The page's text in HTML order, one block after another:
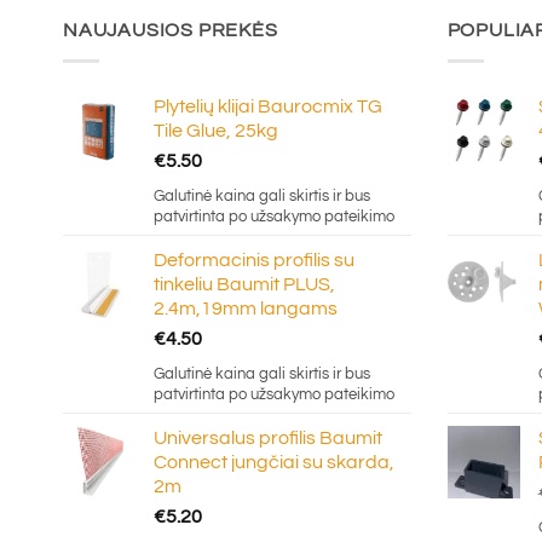
NAUJAUSIOS PREKĖS
Plytelių klijai Baurocmix TG
Tile Glue, 25kg
€5.50
Galutinė kaina gali skirtis ir bus
patvirtinta po užsakymo pateikimo
Deformacinis profilis su
tinkeliu Baumit PLUS,
2.4m,19mm langams
€4.50
Galutinė kaina gali skirtis ir bus
patvirtinta po užsakymo pateikimo
Universalus profilis Baumit
Connect jungčiai su skarda,
2m
€5.20